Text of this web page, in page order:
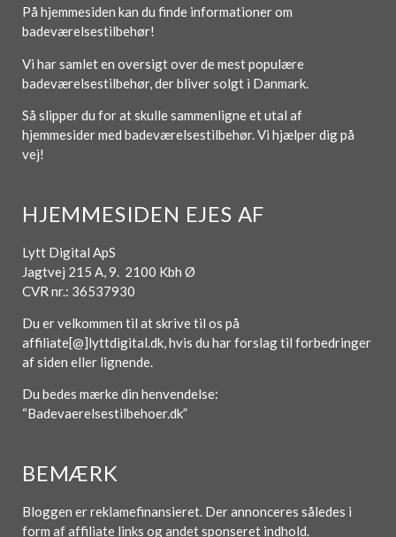
På hjemmesiden kan du finde informationer om
badeværelsestilbehør!
Vi har samlet en oversigt over de mest populære
badeværelsestilbehør, der bliver solgt i Danmark.
Så slipper du for at skulle sammenligne et utal af
hjemmesider med badeværelsestilbehør. Vi hjælper dig på
vej!
HJEMMESIDEN EJES AF
Lytt Digital ApS
Jagtvej 215 A, 9. 2100 Kbh Ø
CVR nr.: 36537930
Du er velkommen til at skrive til os på
affiliate[@]lyttdigital.dk, hvis du har forslag til forbedringer
af siden eller lignende.
Du bedes mærke din henvendelse:
“Badevaerelsestilbehoer.dk”
BEMÆRK
Bloggen er reklamefinansieret. Der annonceres således i
form af affiliate links og andet sponseret indhold.